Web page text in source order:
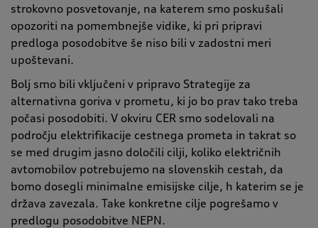
strokovno posvetovanje, na katerem smo poskušali
opozoriti na pomembnejše vidike, ki pri pripravi
predloga posodobitve še niso bili v zadostni meri
upoštevani.
Bolj smo bili vključeni v pripravo Strategije za
alternativna goriva v prometu, ki jo bo prav tako treba
počasi posodobiti. V okviru CER smo sodelovali na
področju elektrifikacije cestnega prometa in takrat so
se med drugim jasno določili cilji, koliko električnih
avtomobilov potrebujemo na slovenskih cestah, da
bomo dosegli minimalne emisijske cilje, h katerim se je
država zavezala. Take konkretne cilje pogrešamo v
predlogu posodobitve NEPN.